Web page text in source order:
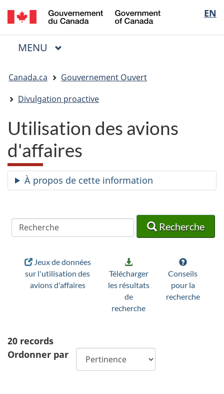
Passer
au
contenu
Passer
à
« Au
Passer
à
la
EN
of
Menu
MENU PRINCIPAL
êtes
ici
Canada.ca
Gouvernement Ouvert
Divulgation proactive
Utilisation des avions
d'affaires
À propos de cette information
Recherche
Recherche
Recherche
Jeux de données
sur l'utilisation des
avions d'affaires
Télécharger
les résultats
de
recherche
Conseils
pour la
recherche
20 records
Ordonner par